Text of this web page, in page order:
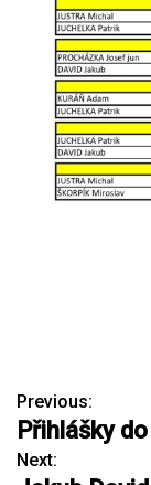
N
a
Previous:
Přihlášky
Next: